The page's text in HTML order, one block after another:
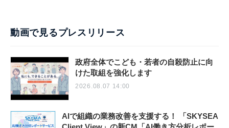
動画で見るプレスリリース
政府全体でこども・若者の自殺防止に向
けた取組を強化します
2026.08.07 14:00
AIで組織の業務改善を支援する！ 「SKYSEA